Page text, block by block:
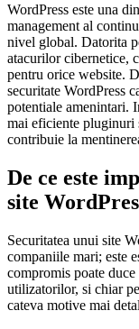
WordPress este una
management al
nivel global. Datorita
atacurilor cibernetice,
pentru orice website.
securitate WordPress
potentiale amenintari.
mai eficiente pluginuri
contribuie la
De ce este
site
Securitatea unui site
companiile mari; este
compromis poate
utilizatorilor, si chiar
cateva motive mai